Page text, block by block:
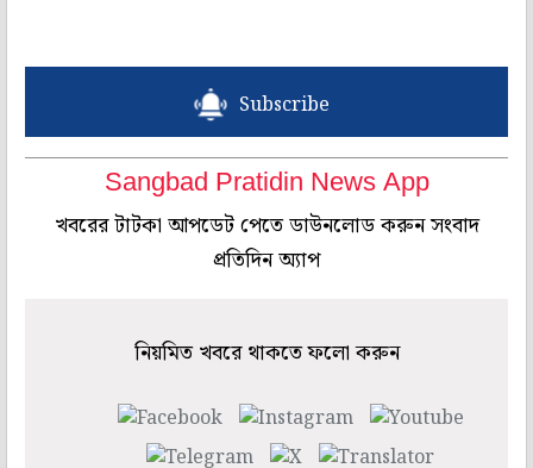
Subscribe
Sangbad Pratidin News App
খবরের টাটকা আপডেট পেতে ডাউনলোড করুন সংবাদ
প্রতিদিন অ্যাপ
নিয়মিত খবরে থাকতে ফলো করুন